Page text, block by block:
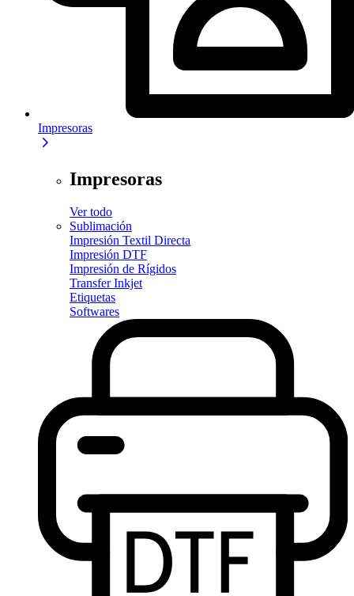
Impresoras
Impresoras
Ver todo
Sublimación
Impresión Textil Directa
Impresión DTF
Impresión de Rígidos
Transfer Inkjet
Etiquetas
Softwares